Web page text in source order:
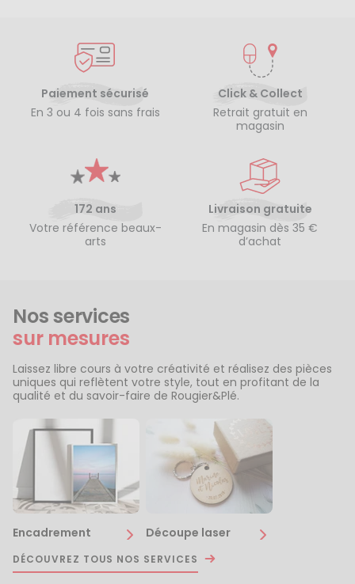
Paiement sécurisé
En 3 ou 4 fois sans frais
Click & Collect
Retrait gratuit en
magasin
172 ans
Votre référence beaux-
arts
Livraison gratuite
En magasin dès 35 €
d’achat
Nos services
sur mesures
Laissez libre cours à votre créativité et réalisez des pièces
uniques qui reflètent votre style, tout en profitant de la
qualité et du savoir-faire de Rougier&Plé.
Encadrement Découpe laser
DÉCOUVREZ TOUS NOS SERVICES